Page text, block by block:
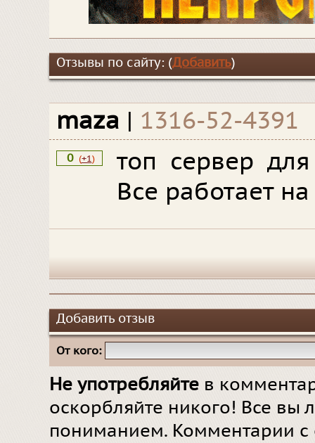
Отзывы по сайту: (Добавить)
maza | 1316-52-4391
0 (+1)
топ сервер
Все работает
Добавить отзыв
От кого:
Не употребляйте в
оскорбляйте никого! Все вы
пониманием. Комментарии